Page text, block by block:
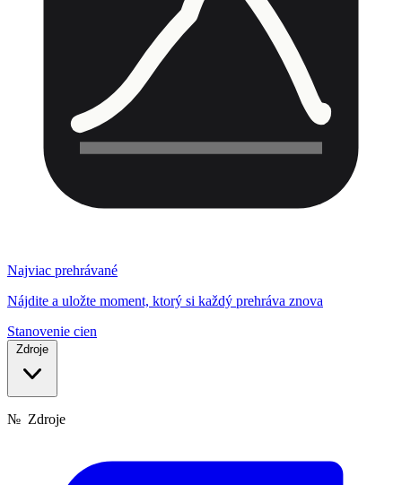
Najviac prehrávané
Nájdite a uložte moment, ktorý si každý prehráva znova
Stanovenie cien
Zdroje
№ Zdroje